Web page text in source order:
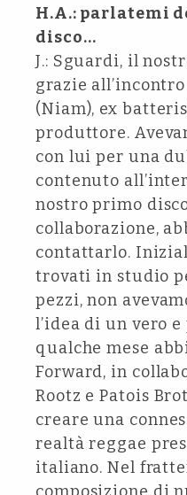
H.A.: parlatemi
disco…
J.: Sguardi, il
grazie
(Niam), ex
produttore.
con lui per una
contenuto
nostro primo
collaborazione,
contattarlo.
trovati in studio
pezzi, non
l’idea di un vero
qualche mese
Forward, in
Rootz e Patois
creare una
realtà reggae
italiano. Nel